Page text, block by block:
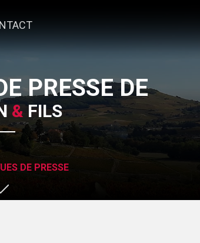
PRESSE DE
& FILS
DE PRESSE